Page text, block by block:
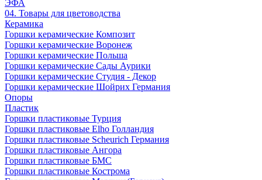
ЭФА
04. Товары для цветоводства
Керамика
Горшки керамические Композит
Горшки керамические Воронеж
Горшки керамические Польша
Горшки керамические Сады Аурики
Горшки керамические Студия - Декор
Горшки керамические Шойрих Германия
Опоры
Пластик
Горшки пластиковые Турция
Горшки пластиковые Elho Голландия
Горшки пластиковые Scheuriсh Германия
Горшки пластиковые Ангора
Горшки пластиковые БМС
Горшки пластиковые Кострома